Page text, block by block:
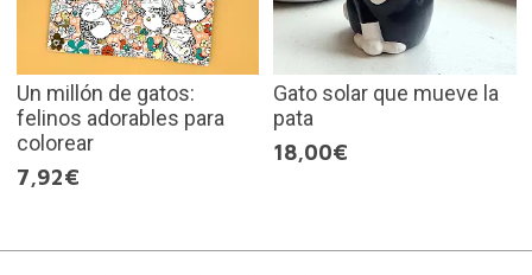
Un millón de gatos:
felinos adorables para
colorear
7,92€
Gato solar que mueve la
pata
18,00€